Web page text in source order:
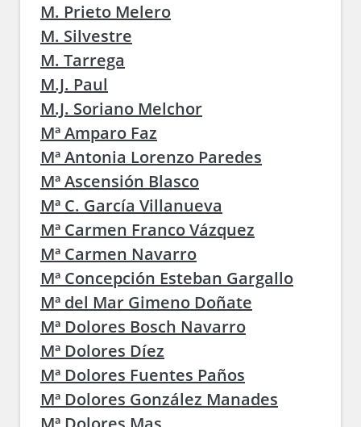
M. Prieto Melero
M. Silvestre
M. Tarrega
M.J. Paul
M.J. Soriano Melchor
Mª Amparo Faz
Mª Antonia Lorenzo Paredes
Mª Ascensión Blasco
Mª C. García Villanueva
Mª Carmen Franco Vázquez
Mª Carmen Navarro
Mª Concepción Esteban Gargallo
Mª del Mar Gimeno Doñate
Mª Dolores Bosch Navarro
Mª Dolores Díez
Mª Dolores Fuentes Paños
Mª Dolores González Manades